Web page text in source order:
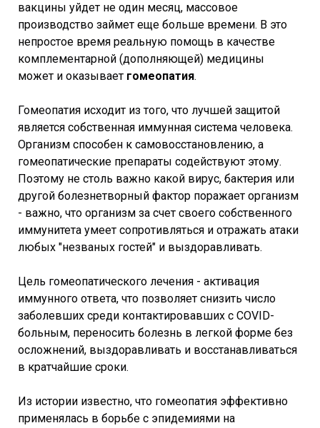
вакцины уйдет не один месяц, массовое
производство займет еще больше времени. В это
непростое время реальную помощь в качестве
комплементарной (дополняющей) медицины
может и оказывает гомеопатия.
Гомеопатия исходит из того, что лучшей защитой
является собственная иммунная система человека.
Организм способен к самовосстановлению, а
гомеопатические препараты содействуют этому.
Поэтому не столь важно какой вирус, бактерия или
другой болезнетворный фактор поражает организм
- важно, что организм за счет своего собственного
иммунитета умеет сопротивляться и отражать атаки
любых "незваных гостей" и выздоравливать.
Цель гомеопатического лечения - активация
иммунного ответа, что позволяет снизить число
заболевших среди контактировавших с COVID-
больным, переносить болезнь в легкой форме без
осложнений, выздоравливать и восстанавливаться
в кратчайшие сроки.
Из истории известно, что гомеопатия эффективно
применялась в борьбе с эпидемиями на